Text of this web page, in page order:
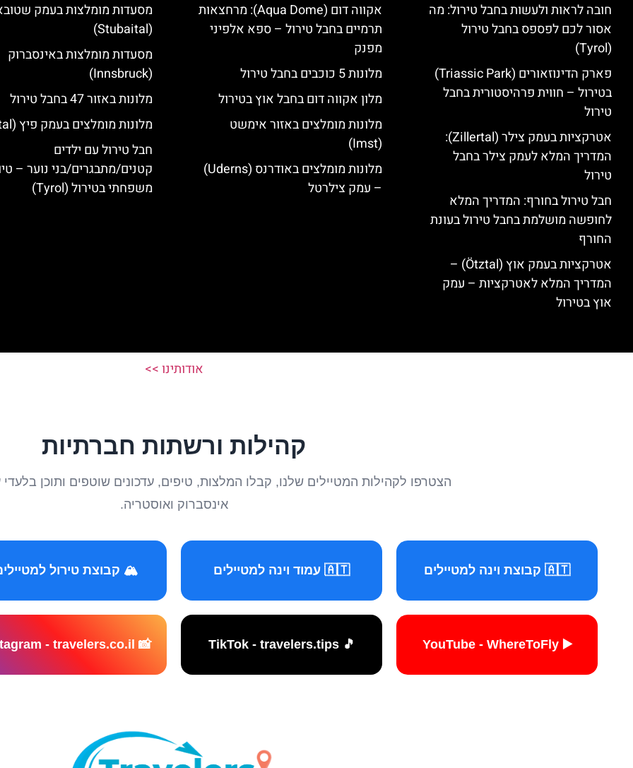
חובה לראות ולעשות בחבל טירול: מה
אסור לכם לפספס בחבל טירול
(Tyrol)
פארק הדינוזאורים (Triassic Park)
בטירול – חווית פרהיסטורית בחבל
טירול
אטרקציות בעמק צילר (Zillertal):
המדריך המלא לעמק צילר בחבל
טירול
חבל טירול בחורף: המדריך המלא
לחופשה מושלמת בחבל טירול בעונת
החורף
אטרקציות בעמק אוץ (Ötztal) –
המדריך המלא לאטרקציות – עמק
אוץ בטירול
אקווה דום (Aqua Dome): מרחצאות
תרמיים בחבל טירול – ספא אלפיני
מפנק
מלונות 5 כוכבים בחבל טירול
מלון אקווה דום בחבל אוץ בטירול
מלונות מומלצים באזור אימשט
(Imst)
מלונות מומלצים באודרנס (Uderns)
– עמק צילרטל
מסעדות מומלצות בעמק
(Stubaital)
מסעדות מומלצות באינסברוק
(Innsbruck)
מלונות באזור 47 בחבל טירול
מלונות מומלצים בעמק פיץ (Pitztal)
חבל טירול עם ילדים
קטנים/מתבגרים/בני נוער –
משפחתי בטירול (Tyrol)
אודותינו >>
קהילות ורשתות חברתיות
הצטרפו לקהילות המטיילים שלנו, קבלו המלצות, טיפים, עדכונים שוטפים ותוכן בלעדי
אינסברוק ואוסטריה.
🇦🇹 קבוצת וינה למטיילים 🇦🇹 עמוד וינה למטיילים 🏔️ קבוצת טירול
▶️ YouTube - WhereToFly
🎵 TikTok - travelers.tips
📸 Instagram - travelers.co.il